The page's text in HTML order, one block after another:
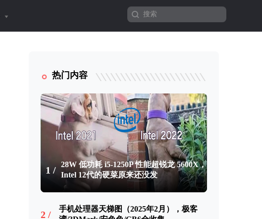
热门内容
1 /
28W 低功耗 i5-1250P 性能超锐龙 5600X，
Intel 12代的硬菜原来还没发
2 /
手机处理器天梯图（2025年2月），极客